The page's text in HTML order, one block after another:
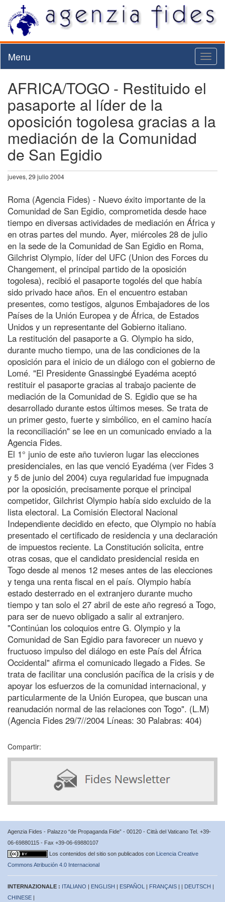
Menu
AFRICA/TOGO - Restituido el
pasaporte al líder de la
oposición togolesa gracias a la
mediación de la Comunidad
de San Egidio
jueves, 29 julio 2004
Roma (Agencia Fides) - Nuevo éxito importante de la
Comunidad de San Egidio, comprometida desde hace
tiempo en diversas actividades de mediación en África y
en otras partes del mundo. Ayer, miércoles 28 de julio
en la sede de la Comunidad de San Egidio en Roma,
Gilchrist Olympio, líder del UFC (Union des Forces du
Changement, el principal partido de la oposición
togolesa), recibió el pasaporte togolés del que había
sido privado hace años. En el encuentro estaban
presentes, como testigos, algunos Embajadores de los
Países de la Unión Europea y de África, de Estados
Unidos y un representante del Gobierno italiano.
La restitución del pasaporte a G. Olympio ha sido,
durante mucho tiempo, una de las condiciones de la
oposición para el inicio de un diálogo con el gobierno de
Lomé. "El Presidente Gnassingbé Eyadéma aceptó
restituir el pasaporte gracias al trabajo paciente de
mediación de la Comunidad de S. Egidio que se ha
desarrollado durante estos últimos meses. Se trata de
un primer gesto, fuerte y simbólico, en el camino hacía
la reconciliación" se lee en un comunicado enviado a la
Agencia Fides.
El 1° junio de este año tuvieron lugar las elecciones
presidenciales, en las que venció Eyadéma (ver Fides 3
y 5 de junio del 2004) cuya regularidad fue impugnada
por la oposición, precisamente porque el principal
competidor, Gilchrist Olympio había sido excluido de la
lista electoral. La Comisión Electoral Nacional
Independiente decidido en efecto, que Olympio no había
presentado el certificado de residencia y una declaración
de impuestos reciente. La Constitución solicita, entre
otras cosas, que el candidato presidencial resida en
Togo desde al menos 12 meses antes de las elecciones
y tenga una renta fiscal en el país. Olympio había
estado desterrado en el extranjero durante mucho
tiempo y tan solo el 27 abril de este año regresó a Togo,
para ser de nuevo obligado a salir al extranjero.
"Continúan los coloquios entre G. Olympio y la
Comunidad de San Egidio para favorecer un nuevo y
fructuoso impulso del diálogo en este País del África
Occidental" afirma el comunicado llegado a Fides. Se
trata de facilitar una conclusión pacífica de la crisis y de
apoyar los esfuerzos de la comunidad internacional, y
particularmente de la Unión Europea, que buscan una
reanudación normal de las relaciones con Togo". (L.M)
(Agencia Fides 29/7//2004 Líneas: 30 Palabras: 404)
Compartir:
Agenzia Fides - Palazzo “de Propaganda Fide” - 00120 - Città del Vaticano Tel. +39-
06-69880115 - Fax +39-06-69880107
Los contenidos del sitio son publicados con Licencia Creative
Commons Atribución 4.0 Internacional
INTERNAZIONALE : ITALIANO | ENGLISH | ESPAÑOL | FRANÇAIS | | DEUTSCH |
CHINESE |